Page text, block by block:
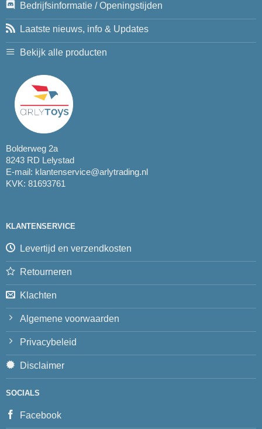
Bedrijfsinformatie / Openingstijden
Laatste nieuws, info & Updates
Bekijk alle producten
Bolderweg 2a
8243 RD Lelystad
E-mail: klantenservice@arlytrading.nl
KVK: 81693761
KLANTENSERVICE
Levertijd en verzendkosten
Retourneren
Klachten
Algemene voorwaarden
Privacybeleid
Disclaimer
SOCIALS
Facebook